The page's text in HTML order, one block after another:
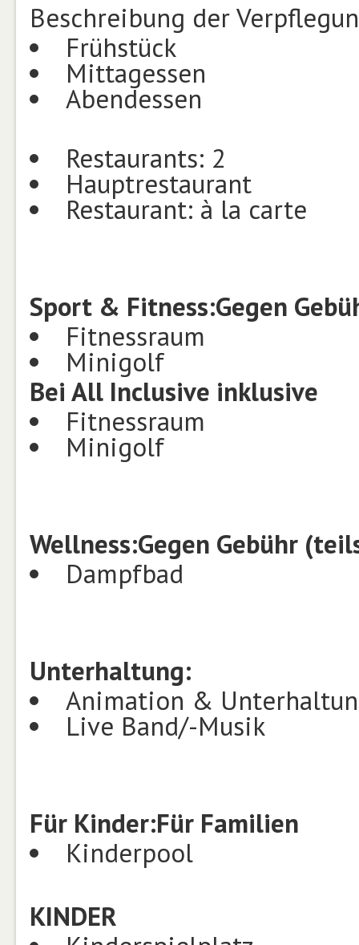
Beschreibung der
Frühstück
Mittagessen
Abendessen
Restaurants: 2
Hauptrestaurant
Restaurant: à la carte
Sport & Fitness:Gegen
Fitnessraum
Minigolf
Bei All Inclusive inklusive
Fitnessraum
Minigolf
Wellness:Gegen Gebühr
Dampfbad
Unterhaltung:
Animation &
Live Band/-Musik
Für Kinder:Für Familien
Kinderpool
KINDER